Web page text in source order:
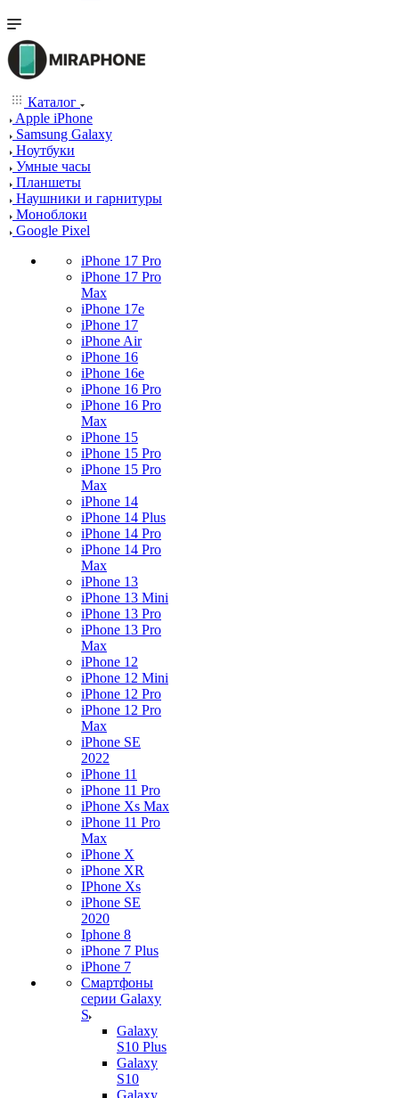
Каталог
Apple iPhone
Samsung Galaxy
Ноутбуки
Умные часы
Планшеты
Наушники и гарнитуры
Моноблоки
Google Pixel
iPhone 17 Pro
iPhone 17 Pro
Max
iPhone 17e
iPhone 17
iPhone Air
iPhone 16
iPhone 16e
iPhone 16 Pro
iPhone 16 Pro
Max
iPhone 15
iPhone 15 Pro
iPhone 15 Pro
Max
iPhone 14
iPhone 14 Plus
iPhone 14 Pro
iPhone 14 Pro
Max
iPhone 13
iPhone 13 Mini
iPhone 13 Pro
iPhone 13 Pro
Max
iPhone 12
iPhone 12 Mini
iPhone 12 Pro
iPhone 12 Pro
Max
iPhone SE
2022
iPhone 11
iPhone 11 Pro
iPhone Xs Max
iPhone 11 Pro
Max
iPhone X
iPhone XR
IPhone Xs
iPhone SE
2020
Iphone 8
iPhone 7 Plus
iPhone 7
Смартфоны
серии Galaxy
S
Galaxy
S10 Plus
Galaxy
S10
Galaxy